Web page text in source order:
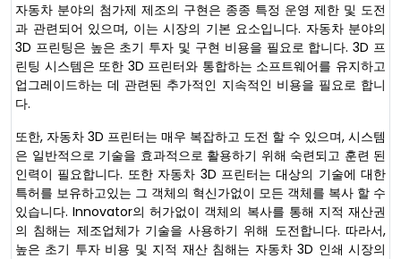
자동차 분야의 첨가제 제조의 구현은 종종 특정 운영 제한 및 도전
과 관련되어 있으며, 이는 시장의 기본 요소입니다. 자동차 분야의
3D 프린팅은 높은 초기 투자 및 구현 비용을 필요로 합니다. 3D 프
린팅 시스템은 또한 3D 프린터와 통합하는 소프트웨어를 유지하고
업그레이드하는 데 관련된 추가적인 지속적인 비용을 필요로 합니
다.
또한, 자동차 3D 프린터는 매우 복잡하고 도전 할 수 있으며, 시스템
은 일반적으로 기술을 효과적으로 활용하기 위해 숙련되고 훈련 된
인력이 필요합니다. 또한 자동차 3D 프린터는 대상의 기술에 대한
특허를 보유하고있는 그 객체의 혁신가없이 모든 객체를 복사 할 수
있습니다. Innovator의 허가없이 객체의 복사를 통해 지적 재산권
의 침해는 제조업체가 기술을 사용하기 위해 도전합니다. 따라서,
높은 초기 투자 비용 및 지적 재산 침해는 자동차 3D 인쇄 시장의